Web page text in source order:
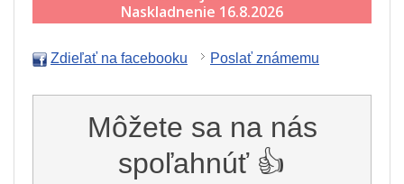
Naskladnenie 16.8.2026
Zdieľať na facebooku Poslať známemu
Môžete sa na nás
spoľahnúť 👍